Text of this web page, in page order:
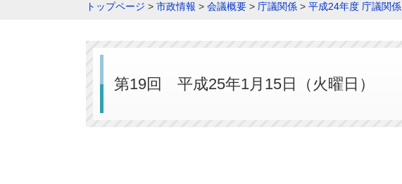
トップページ > 市政情報 > 会議概要 > 庁議関係 > 平成24年度 庁議関係
第19回 平成25年1月15日（火曜日）